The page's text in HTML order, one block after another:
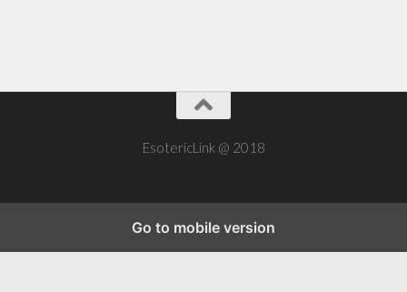
EsotericLink @ 2018
Go to mobile version